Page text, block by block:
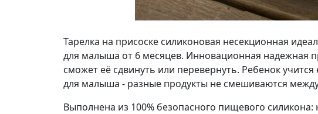
Тарелка на присоске силиконовая несекционная
для малыша от 6 месяцев. Инновационная надежная
сможет её сдвинуть или перевернуть. Ребенок
для малыша - разные продукты не смешиваются
Выполнена из 100% безопасного пищевого